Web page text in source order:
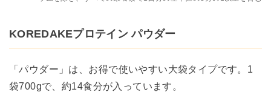
KOREDAKEプロテイン パウダー
「パウダー」は、お得で使いやすい大袋タイプです。1
袋700gで、約14食分が入っています。